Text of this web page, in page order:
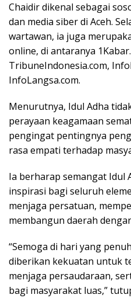
Chaidir dikenal sebagai
dan media siber di Aceh.
wartawan, ia juga
online, di antaranya
TribuneIndonesia.com,
InfoLangsa.com.
Menurutnya, Idul Adha
perayaan keagamaan
pengingat pentingnya
rasa empati terhadap
Ia berharap semangat Idul
inspirasi bagi seluruh
menjaga persatuan,
membangun daerah
“Semoga di hari yang
diberikan kekuatan untuk
menjaga persaudaraan,
bagi masyarakat luas,”